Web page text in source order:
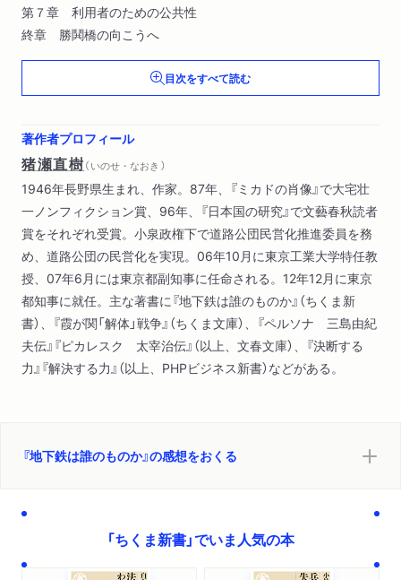
第７章 利用者のための公共性
終章 勝鬨橋の向こうへ
目次をすべて読む
著作者プロフィール
猪瀬直樹（ いのせ・なおき ）
1946年長野県生まれ、作家。87年、『ミカドの肖像』で大宅壮
一ノンフィクション賞、96年、『日本国の研究』で文藝春秋読者
賞をそれぞれ受賞。小泉政権下で道路公団民営化推進委員を務
め、道路公団の民営化を実現。06年10月に東京工業大学特任教
授、07年6月には東京都副知事に任命される。12年12月に東京
都知事に就任。主な著書に『地下鉄は誰のものか』（ちくま新
書）、『霞が関「解体」戦争』（ちくま文庫）、『ペルソナ 三島由紀
夫伝』『ピカレスク 太宰治伝』（以上、文春文庫）、『決断する
力』『解決する力』（以上、PHPビジネス新書）などがある。
『地下鉄は誰のものか』の感想をおくる
「ちくま新書」でいま人気の本